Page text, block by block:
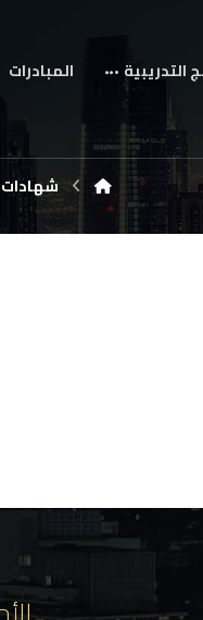
التدريبية المبادرات
شهادات